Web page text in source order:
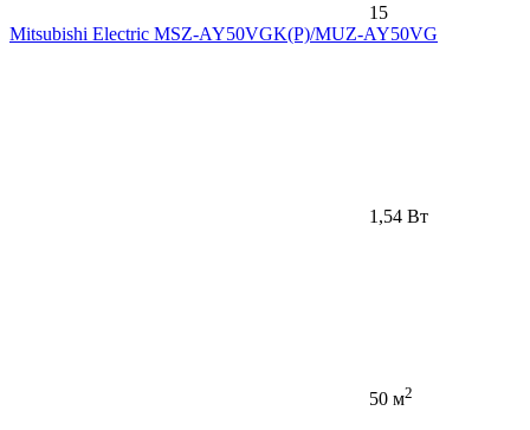
15
Mitsubishi Electric MSZ-AY50VGK(P)/MUZ-AY50VG
1,54 Вт
50 м2